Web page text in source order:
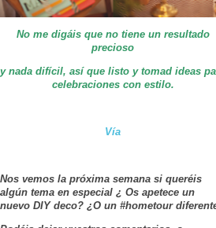
No me digáis que no tiene un resultado
precioso
y nada difícil, así que listo y tomad ideas
celebraciones con estilo.
Vía
Nos vemos la próxima semana si queréis
algún tema en especial ¿ Os apetece un
nuevo DIY deco? ¿O un #hometour